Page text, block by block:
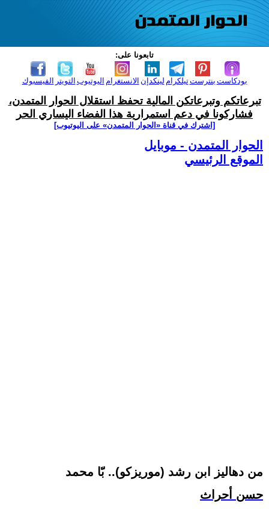
تابعونا على:
الفيسبوك التويتر اليوتيوب الانستغرام لينكدإن تيلكرامبنترست بودكاست
تبرعاتكم وتبرعاتكن المالية تحفظ استقلال الحوار المتمدن،
فشاركونا في دعم استمرارية هذا الفضاء اليساري الحر
[اشترك في قناة ‫«الحوار المتمدن» على اليوتيوب]
الحوار المتمدن - موبايل
الموقع الرئيسي
من دهاليز ابن رشد (موريزكو).. بّا محمد
حسن أحراث